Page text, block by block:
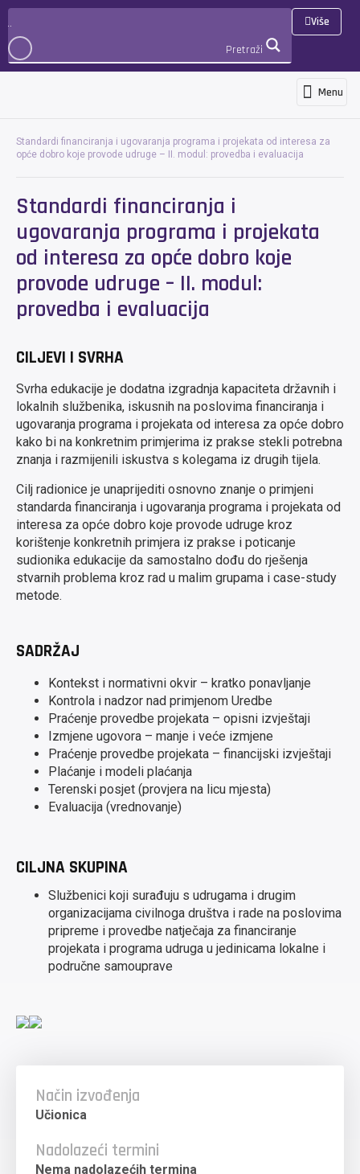
Pretraži
Više
Menu
Standardi financiranja i ugovaranja programa i projekata od interesa za
opće dobro koje provode udruge – II. modul: provedba i evaluacija
Način izvođenja
Učionica
Nadolazeći termini
Nema nadolazećih termina
Standardi financiranja i
ugovaranja programa i projekata
od interesa za opće dobro koje
provode udruge – II. modul:
provedba i evaluacija
CILJEVI I SVRHA
Svrha edukacije je dodatna izgradnja kapaciteta državnih i
lokalnih službenika, iskusnih na poslovima financiranja i
ugovaranja programa i projekata od interesa za opće dobro
kako bi na konkretnim primjerima iz prakse stekli potrebna
znanja i razmijenili iskustva s kolegama iz drugih tijela.
Cilj radionice je unaprijediti osnovno znanje o primjeni
standarda financiranja i ugovaranja programa i projekata od
interesa za opće dobro koje provode udruge kroz
korištenje konkretnih primjera iz prakse i poticanje
sudionika edukacije da samostalno dođu do rješenja
stvarnih problema kroz rad u malim grupama i case-study
metode.
SADRŽAJ
Kontekst i normativni okvir – kratko ponavljanje
Kontrola i nadzor nad primjenom Uredbe
Praćenje provedbe projekata – opisni izvještaji
Izmjene ugovora – manje i veće izmjene
Praćenje provedbe projekata – financijski izvještaji
Plaćanje i modeli plaćanja
Terenski posjet (provjera na licu mjesta)
Evaluacija (vrednovanje)
CILJNA SKUPINA
Službenici koji surađuju s udrugama i drugim
organizacijama civilnoga društva i rade na poslovima
pripreme i provedbe natječaja za financiranje
projekata i programa udruga u jedinicama lokalne i
područne samouprave